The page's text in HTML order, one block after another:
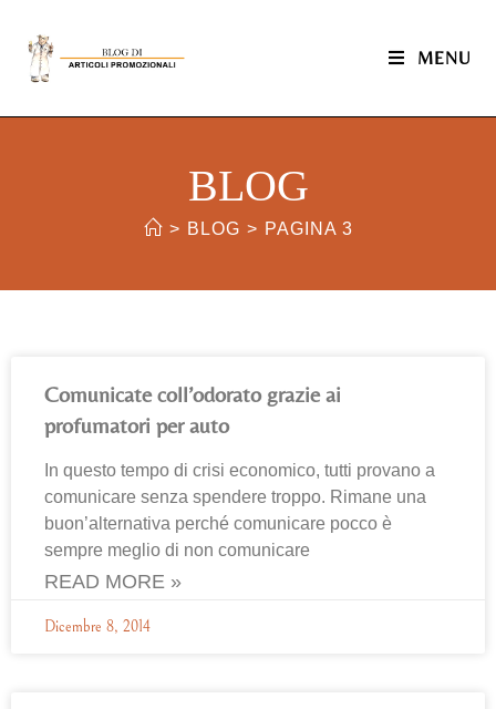
MENU
BLOG
> BLOG > PAGINA 3
Comunicate coll’odorato grazie ai
profumatori per auto
In questo tempo di crisi economico, tutti provano a
comunicare senza spendere troppo. Rimane una
buon’alternativa perché comunicare pocco è
sempre meglio di non comunicare
READ MORE »
Dicembre 8, 2014